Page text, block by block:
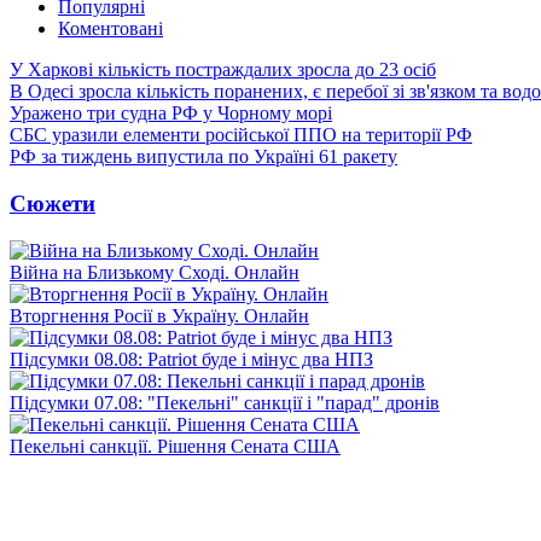
Популярні
Коментовані
У Харкові кількість постраждалих зросла до 23 осіб
В Одесі зросла кількість поранених, є перебої зі зв'язком та
Уражено три судна РФ у Чорному морі
СБС уразили елементи російської ППО на території РФ
РФ за тиждень випустила по Україні 61 ракету
Сюжети
Війна на Близькому Сході. Онлайн
Вторгнення Росії в Україну. Онлайн
Підсумки 08.08: Patriot буде і мінус два НПЗ
Підсумки 07.08: "Пекельні" санкції і "парад" дронів
Пекельні санкції. Рішення Сената США